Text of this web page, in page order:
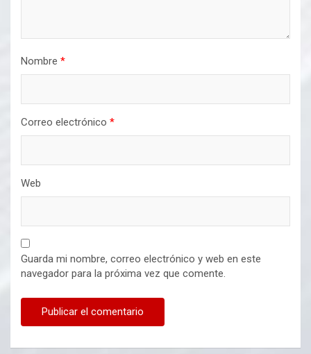
Nombre *
Correo electrónico *
Web
Guarda mi nombre, correo electrónico y web en este
navegador para la próxima vez que comente.